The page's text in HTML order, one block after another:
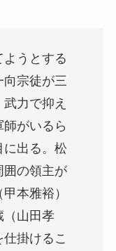
うとする
向宗徒が三
力で抑え
がいるら
に出る。松
囲の領主が
本雅裕）
（山田孝
掛けるこ